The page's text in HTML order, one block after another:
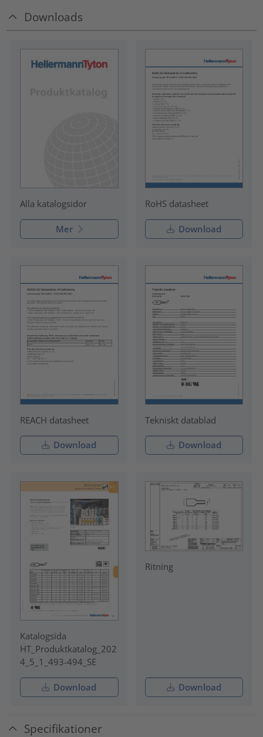
Downloads
Alla katalogsidor
Mer
RoHS datasheet
Download
REACH datasheet
Download
Tekniskt datablad
Download
Katalogsida
HT_Produktkatalog_202
4_5_1_493-494_SE
Download
Ritning
Download
Specifikationer